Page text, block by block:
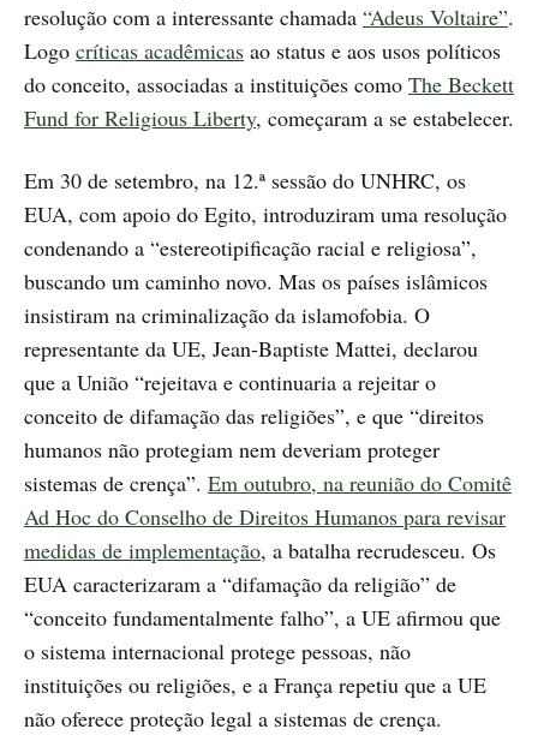
resolução com a interessante chamada “Adeus Voltaire”.
Logo críticas acadêmicas ao status e aos usos políticos
do conceito, associadas a instituições como The Beckett
Fund for Religious Liberty, começaram a se estabelecer.
Em 30 de setembro, na 12.ª sessão do UNHRC, os
EUA, com apoio do Egito, introduziram uma resolução
condenando a “estereotipificação racial e religiosa”,
buscando um caminho novo. Mas os países islâmicos
insistiram na criminalização da islamofobia. O
representante da UE, Jean-Baptiste Mattei, declarou
que a União “rejeitava e continuaria a rejeitar o
conceito de difamação das religiões”, e que “direitos
humanos não protegiam nem deveriam proteger
sistemas de crença”. Em outubro, na reunião do Comitê
Ad Hoc do Conselho de Direitos Humanos para revisar
medidas de implementação, a batalha recrudesceu. Os
EUA caracterizaram a “difamação da religião” de
“conceito fundamentalmente falho”, a UE afirmou que
o sistema internacional protege pessoas, não
instituições ou religiões, e a França repetiu que a UE
não oferece proteção legal a sistemas de crença.